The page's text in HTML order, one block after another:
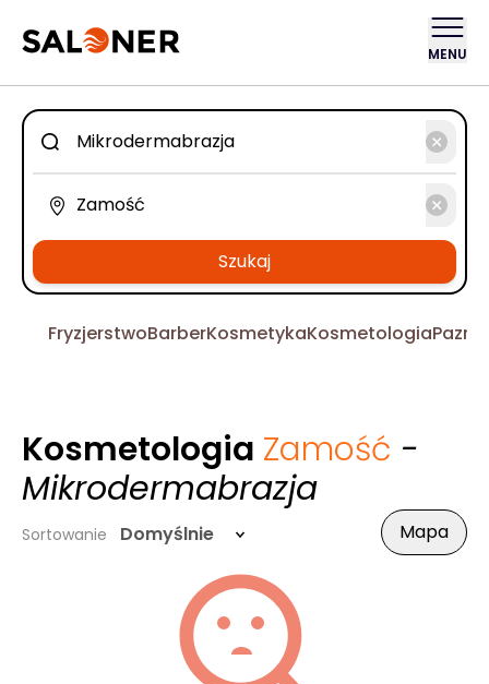
MENU
Szukaj
FryzjerstwoBarberKosmetykaKosmetologia
Kosmetologia Zamość -
Mikrodermabrazja
Sortowanie Domyślnie Mapa